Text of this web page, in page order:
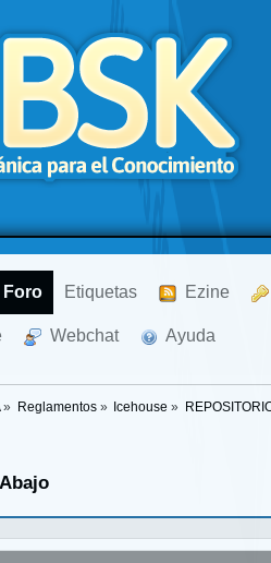
Foro Etiquetas Ezine
Webchat Ayuda
» Reglamentos» Icehouse »
Abajo